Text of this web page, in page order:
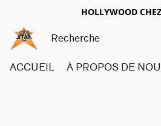
HOLLYWOOD
ACCUEIL À PROPOS DE